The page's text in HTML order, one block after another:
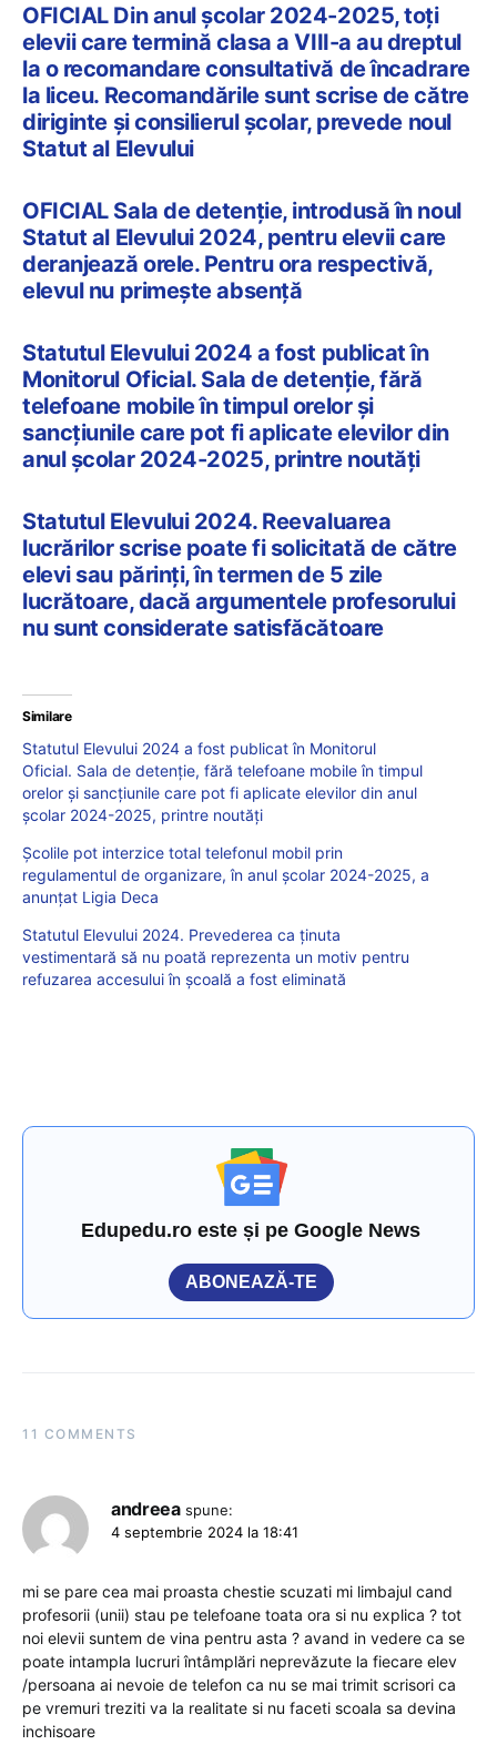
OFICIAL Din anul școlar 2024-2025, toți
elevii care termină clasa a VIII-a au dreptul
la o recomandare consultativă de încadrare
la liceu. Recomandările sunt scrise de către
diriginte și consilierul școlar, prevede noul
Statut al Elevului
OFICIAL Sala de detenție, introdusă în noul
Statut al Elevului 2024, pentru elevii care
deranjează orele. Pentru ora respectivă,
elevul nu primește absență
Statutul Elevului 2024 a fost publicat în
Monitorul Oficial. Sala de detenție, fără
telefoane mobile în timpul orelor și
sancțiunile care pot fi aplicate elevilor din
anul școlar 2024-2025, printre noutăți
Statutul Elevului 2024. Reevaluarea
lucrărilor scrise poate fi solicitată de către
elevi sau părinți, în termen de 5 zile
lucrătoare, dacă argumentele profesorului
nu sunt considerate satisfăcătoare
Similare
Statutul Elevului 2024 a fost publicat în Monitorul
Oficial. Sala de detenție, fără telefoane mobile în timpul
orelor și sancțiunile care pot fi aplicate elevilor din anul
școlar 2024-2025, printre noutăți
Școlile pot interzice total telefonul mobil prin
regulamentul de organizare, în anul școlar 2024-2025, a
anunțat Ligia Deca
Statutul Elevului 2024. Prevederea ca ținuta
vestimentară să nu poată reprezenta un motiv pentru
refuzarea accesului în școală a fost eliminată
Edupedu.ro este și pe Google News
ABONEAZĂ-TE
11 COMMENTS
andreea spune:
4 septembrie 2024 la 18:41
mi se pare cea mai proasta chestie scuzati mi limbajul cand
profesorii (unii) stau pe telefoane toata ora si nu explica ? tot
noi elevii suntem de vina pentru asta ? avand in vedere ca se
poate intampla lucruri întâmplări neprevăzute la fiecare elev
/persoana ai nevoie de telefon ca nu se mai trimit scrisori ca
pe vremuri treziti va la realitate si nu faceti scoala sa devina
inchisoare